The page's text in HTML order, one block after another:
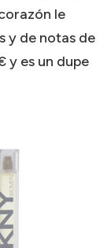
le
y de notas de
y es un dupe